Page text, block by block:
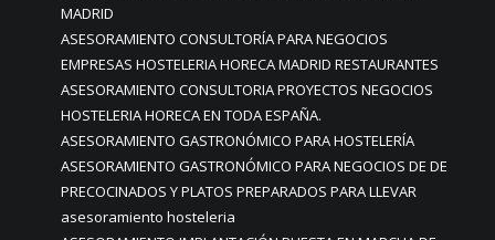
MADRID
ASESORAMIENTO CONSULTORÍA PARA NEGOCIOS
EMPRESAS HOSTELERIA HORECA MADRID RESTAURANTES
ASESORAMIENTO CONSULTORIA PROYECTOS NEGOCIOS
HOSTELERIA HORECA EN TODA ESPAÑA.
ASESORAMIENTO GASTRONÓMICO PARA HOSTELERÍA
ASESORAMIENTO GASTRONÓMICO PARA NEGOCIOS DE DE
PRECOCINADOS Y PLATOS PREPARADOS PARA LLEVAR
asesoramiento hosteleria